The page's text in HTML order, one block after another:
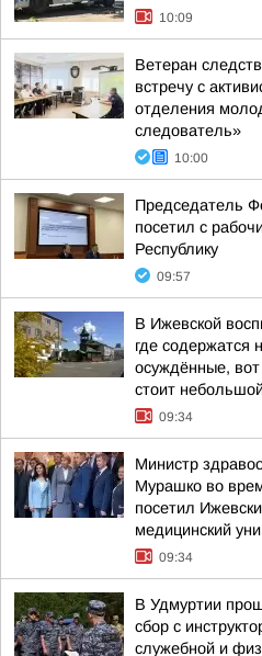
10:09
Ветеран
встречу с
отделения
следователь»
10:00
Председатель
посетил с
Республику
09:57
В Ижевской
где содержатся
осуждённые,
стоит
09:34
Министр
Мурашко во
посетил
медицинский
09:34
В Удмуртии
сбор с
служебной и